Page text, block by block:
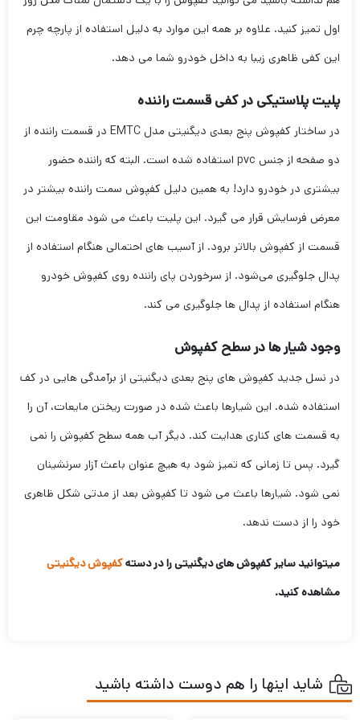
اول تمیز کنید. علاوه بر همه این موارد به دلیل استفاده از پارچه چرم
این کفی ظاهری زیبا به داخل خودرو شما می دهد.
پلیت پلاستیکی در کفی قسمت راننده
در ساختار کفپوش پنج بعدی دیگنیتی مدل EMTC در قسمت راننده از
دو صفحه از جنس pvc استفاده شده است. البته که راننده حضور
بیشتری در خودرو دارد! به همین دلیل کفپوش سمت راننده بیشتر در
معرض فرسایش قرار می گیرد. این پلیت باعث می شود مقاومت این
قسمت از کفپوش بالاتر برود. از آسیب های احتمالی هنگام استفاده از
پدال جلوگیری می‌شود. از سرخوردن پای راننده روی کفپوش خودرو
هنگام استفاده از پدال ها جلوگیری می کند.
وجود شیار ها در سطح کفپوش
در نسل جدید کفپوش های پنج بعدی دیگنیتی از برآمدگی هایی در کف
استفاده شده. این شیارها باعث شده در صورت ریختن مایعات، آن را
به قسمت های کناری هدایت کند. دیگر آب همه سطح کفپوش را نمی
گیرد. پس تا زمانی که تمیز شود به هیچ عنوان باعث آزار سرنشینان
نمی شود. شیارها باعث می شود تا کفپوش بعد از مدتی شکل ظاهری
خود را از دست ندهد.
میتوانید سایر کفپوش های دیگنیتی را در دستهکفپوش دیگنیتی
مشاهده کنید.
شاید اینها را هم دوست داشته باشید